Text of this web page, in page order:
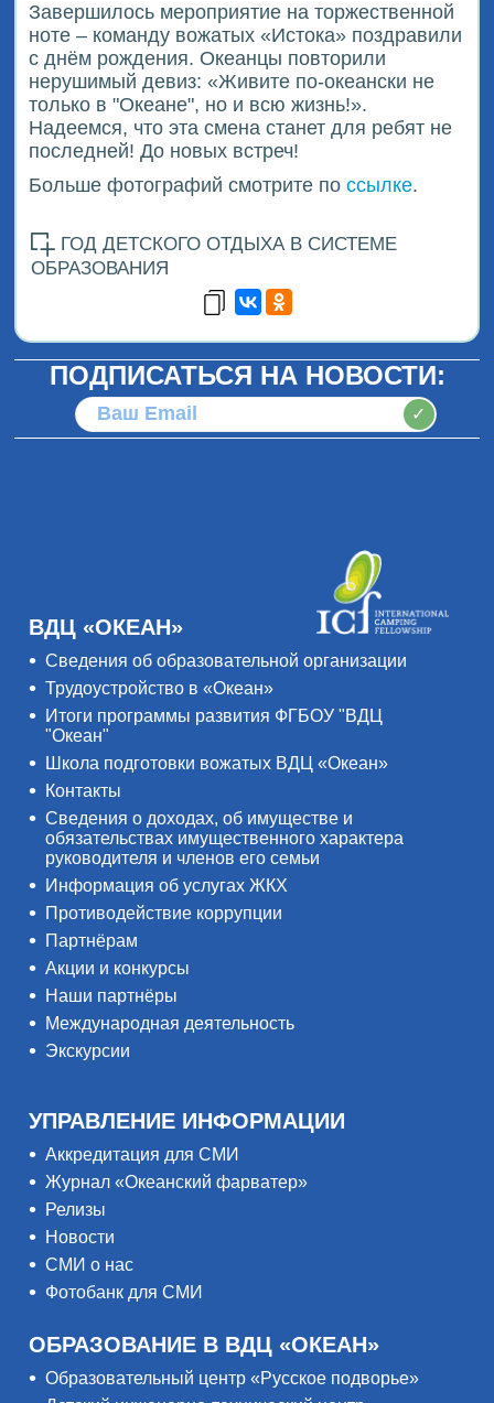
Завершилось мероприятие на торжественной
ноте – команду вожатых «Истока» поздравили
с днём рождения. Океанцы повторили
нерушимый девиз: «Живите по-океански не
только в "Океане", но и всю жизнь!».
Надеемся, что эта смена станет для ребят не
последней! До новых встреч!
Больше фотографий смотрите поссылке.
ГОД ДЕТСКОГО ОТДЫХА В СИСТЕМЕ
ОБРАЗОВАНИЯ
ПОДПИСАТЬСЯ НА НОВОСТИ:
✓
ВДЦ «ОКЕАН»
Сведения об образовательной организации
Трудоустройство в «Океан»
Итоги программы развития ФГБОУ "ВДЦ
"Океан"
Школа подготовки вожатых ВДЦ «Океан»
Контакты
Сведения о доходах, об имуществе и
обязательствах имущественного характера
руководителя и членов его семьи
Информация об услугах ЖКХ
Противодействие коррупции
Партнёрам
Акции и конкурсы
Наши партнёры
Международная деятельность
Экскурсии
УПРАВЛЕНИЕ ИНФОРМАЦИИ
Аккредитация для СМИ
Журнал «Океанский фарватер»
Релизы
Новости
СМИ о нас
Фотобанк для СМИ
ОБРАЗОВАНИЕ В ВДЦ «ОКЕАН»
Образовательный центр «Русское подворье»